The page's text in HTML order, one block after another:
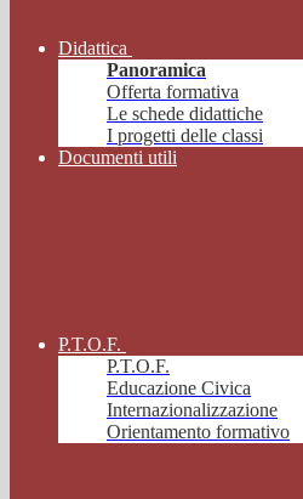
Didattica
Panoramica
Offerta formativa
Le schede didattiche
I progetti delle classi
Documenti utili
P.T.O.F.
P.T.O.F.
Educazione Civica
Internazionalizzazione
Orientamento formativo